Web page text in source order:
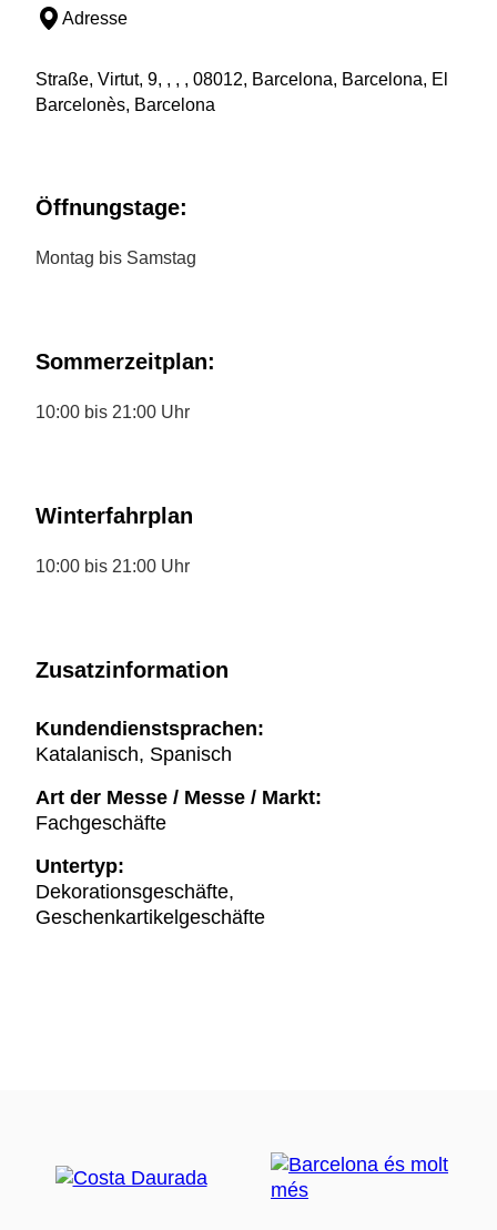
Adresse
Straße, Virtut, 9, , , , 08012, Barcelona, Barcelona, El
Barcelonès, Barcelona
Öffnungstage:
Montag bis Samstag
Sommerzeitplan:
10:00 bis 21:00 Uhr
Winterfahrplan
10:00 bis 21:00 Uhr
Zusatzinformation
Kundendienstsprachen:
Katalanisch, Spanisch
Art der Messe / Messe / Markt:
Fachgeschäfte
Untertyp:
Dekorationsgeschäfte,
Geschenkartikelgeschäfte